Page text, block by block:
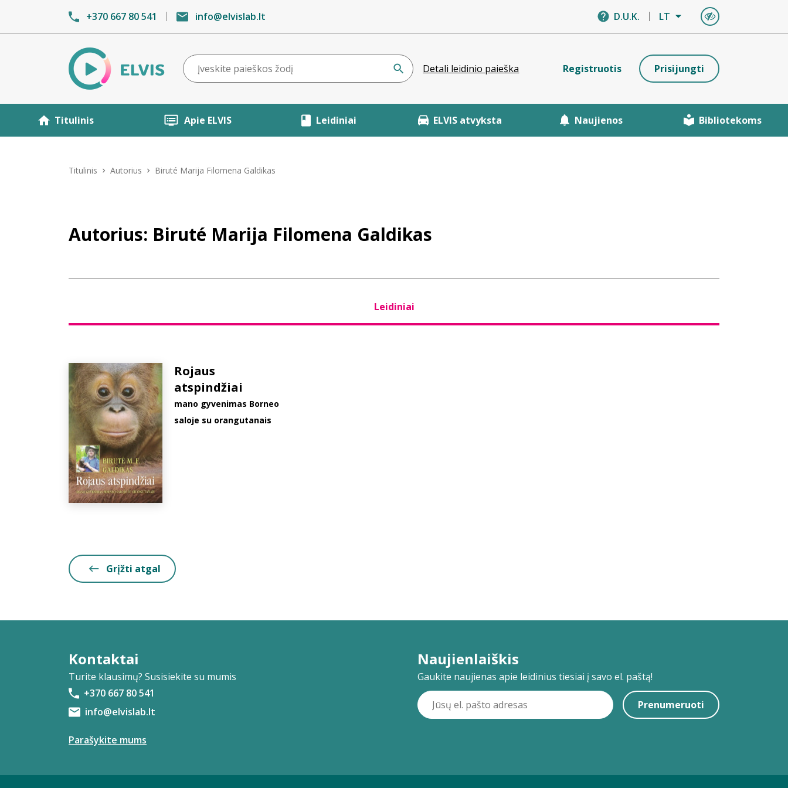
+370 667 80 541 info@elvislab.lt D.U.K. LT
Detali leidinio paieška Registruotis Prisijungti
Titulinis Apie ELVIS Leidiniai ELVIS atvyksta Naujienos Bibliotekoms
Titulinis Autorius Biruté Marija Filomena Galdikas
Autorius: Biruté Marija Filomena Galdikas
Leidiniai
Rojaus
atspindžiai
mano gyvenimas Borneo
saloje su orangutanais
Grįžti atgal
Kontaktai
Turite klausimų? Susisiekite su mumis
+370 667 80 541
info@elvislab.lt
Parašykite mums
Naujienlaiškis
Gaukite naujienas apie leidinius tiesiai į savo el. paštą!
Prenumeruoti